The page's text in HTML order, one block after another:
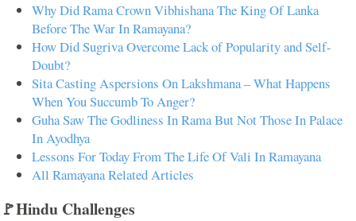
Why Did Rama Crown Vibhishana The King Of Lanka
Before The War In Ramayana?
How Did Sugriva Overcome Lack of Popularity and Self-
Doubt?
Sita Casting Aspersions On Lakshmana – What Happens
When You Succumb To Anger?
Guha Saw The Godliness In Rama But Not Those In Palace
In Ayodhya
Lessons For Today From The Life Of Vali In Ramayana
All Ramayana Related Articles
🚩Hindu Challenges